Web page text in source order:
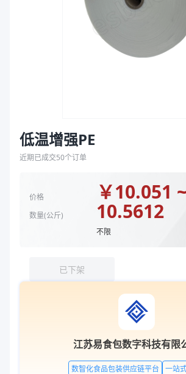
735、625、655、525、
990、735、625、655、
90*545、90*585、
低温增强PE
近期已成交50个订单
价格
数量(公斤)
￥10.051 ~
10.5612
不限
已下架
江苏易食包数字科技有限
数智化食品包装供应链平台 一站